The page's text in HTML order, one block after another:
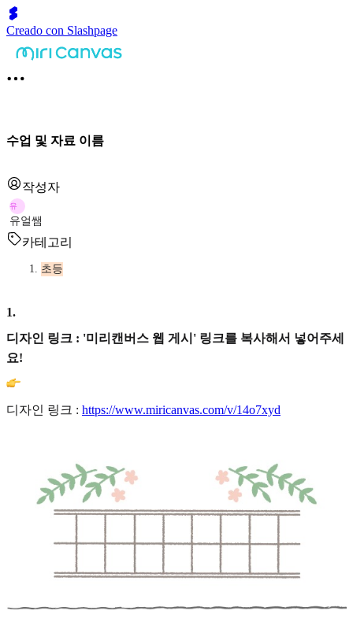
Creado con Slashpage
수업 및 자료 이름
작성자
유
유얼쌤
카테고리
초등
1.
디자인 링크 : '미리캔버스 웹 게시' 링크를 복사해서 넣어주세
요!
디자인 링크 : https://www.miricanvas.com/v/14o7xyd